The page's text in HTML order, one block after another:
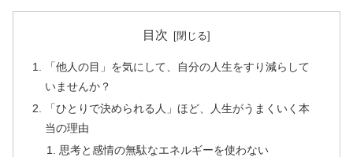
目次
「他人の目」を気にして、自分の人生をすり減らして
いませんか？
「ひとりで決められる人」ほど、人生がうまくいく本
当の理由
思考と感情の無駄なエネルギーを使わない